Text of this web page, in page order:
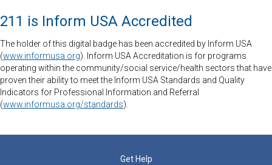
211 is Inform USA Accredited
The holder of this digital badge has been accredited by Inform USA
(www.informusa.org). Inform USA Accreditation is for programs
operating within the community/social service/health sectors that have
proven their ability to meet the Inform USA Standards and Quality
Indicators for Professional Information and Referral
(www.informusa.org/standards).
Get Help